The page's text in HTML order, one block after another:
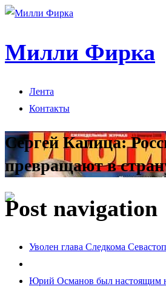
Милли Фирка
Лента
Контакты
Сергей Капица:
превращают в
Post navigation
Уволен глава Следкома
Юрий Османов был настоящим